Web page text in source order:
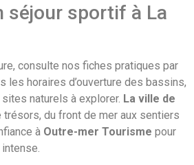
séjour sportif à La
consulte nos fiches pratiques par
les horaires d’ouverture des bassins,
naturels à explorer. La ville de
trésors, du front de mer aux sentiers
à Outre-mer Tourisme pour